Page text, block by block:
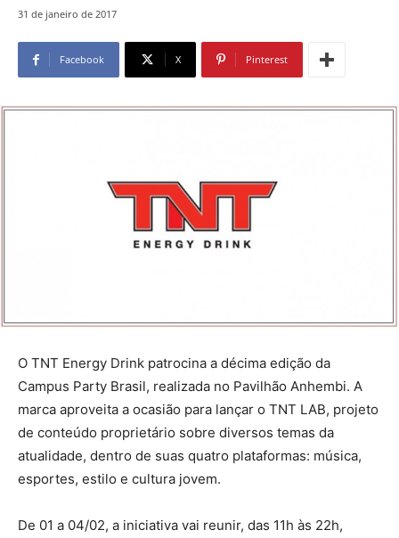
31 de janeiro de 2017
Facebook X Pinterest
O TNT Energy Drink patrocina a décima edição da
Campus Party Brasil, realizada no Pavilhão Anhembi. A
marca aproveita a ocasião para lançar o TNT LAB, projeto
de conteúdo proprietário sobre diversos temas da
atualidade, dentro de suas quatro plataformas: música,
esportes, estilo e cultura jovem.
De 01 a 04/02, a iniciativa vai reunir, das 11h às 22h,